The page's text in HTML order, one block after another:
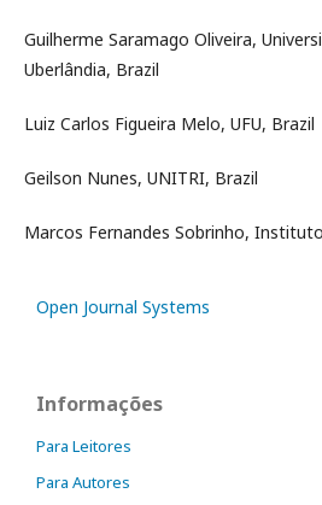
Guilherme Saramago Oliveira,
Uberlândia, Brazil
Luiz Carlos Figueira Melo, UFU, Brazil
Geilson Nunes, UNITRI, Brazil
Marcos Fernandes Sobrinho,
Open Journal Systems
Informações
Para Leitores
Para Autores